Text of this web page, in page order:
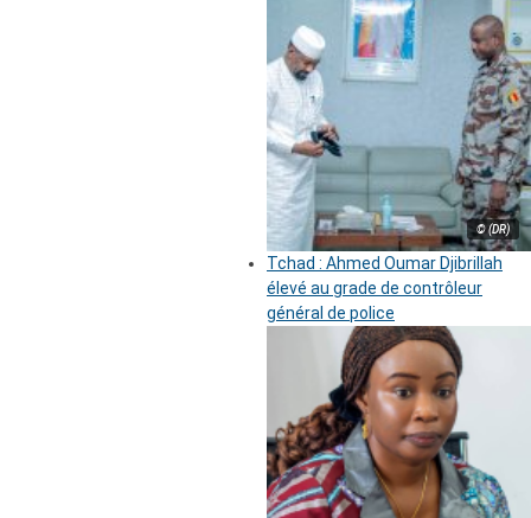
© (DR)
Tchad : Ahmed Oumar Djibrillah
élevé au grade de contrôleur
général de police